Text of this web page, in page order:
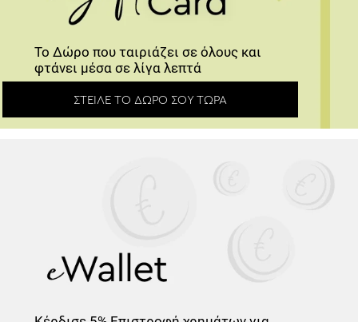
Το Δώρο που ταιριάζει σε όλους και
φτάνει μέσα σε λίγα λεπτά
ΣΤΕΊΛΕ ΤΟ ΔΏΡΟ ΣΟΥ ΤΏΡΑ